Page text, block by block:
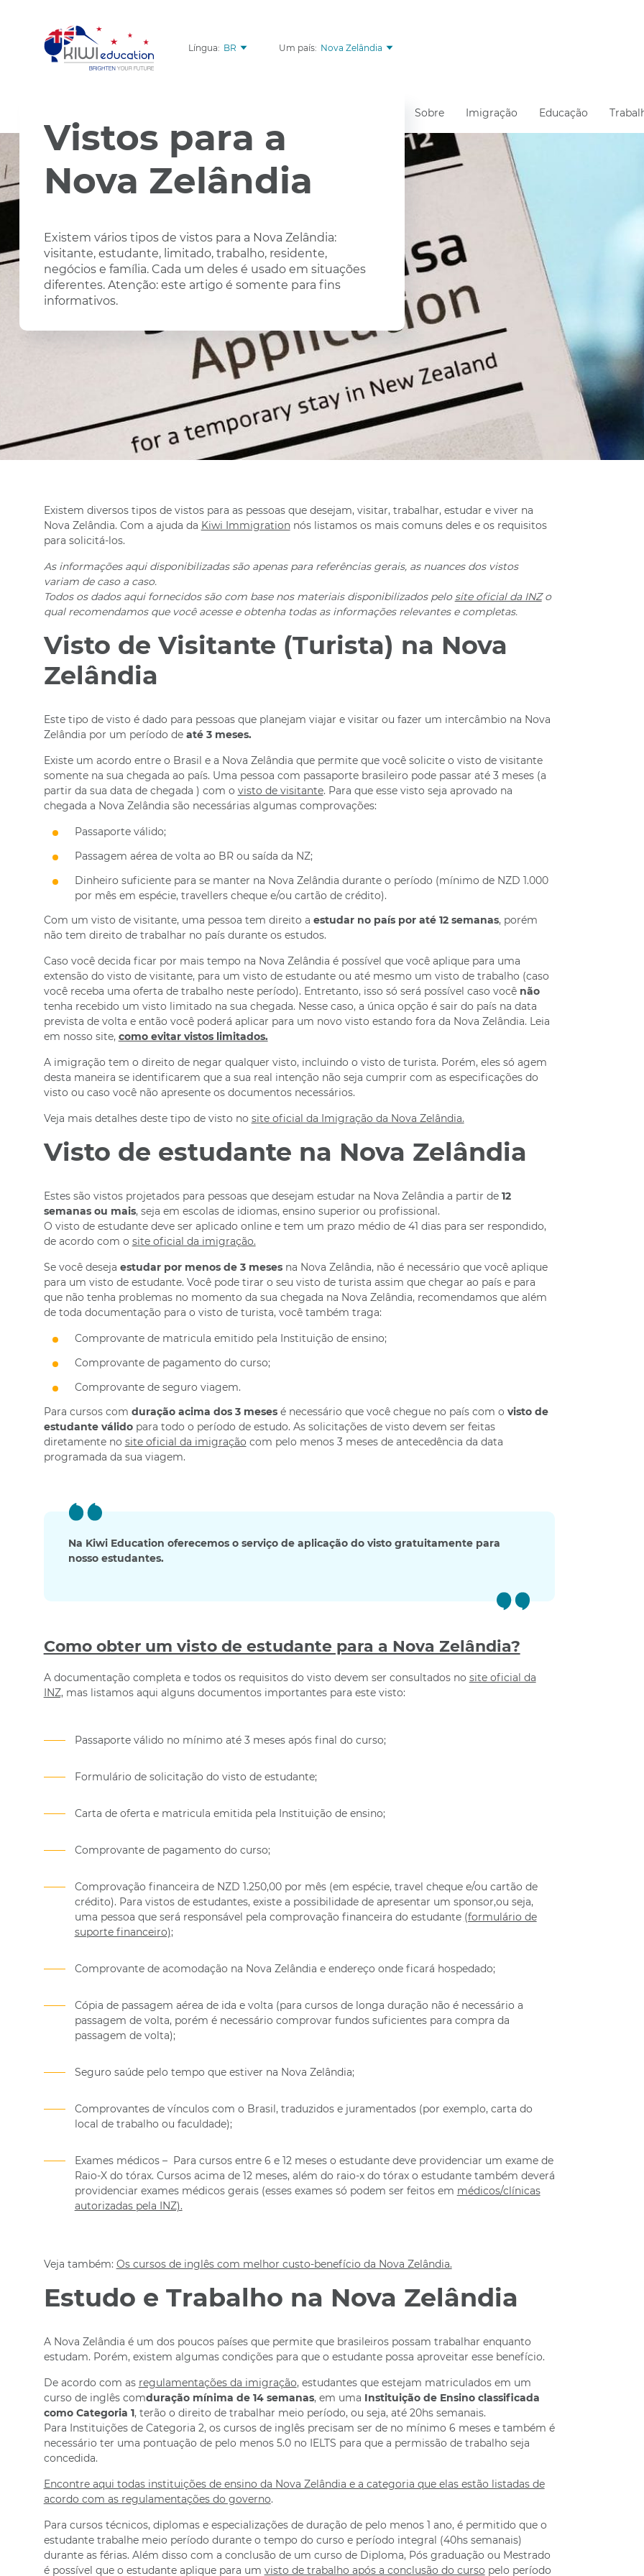
Língua: BR Um país: Nova Zelândia
Vistos para a
Nova Zelândia
Existem vários tipos de vistos para a Nova Zelândia:
visitante, estudante, limitado, trabalho, residente,
negócios e família. Cada um deles é usado em situações
diferentes. Atenção: este artigo é somente para fins
informativos.
Sobre Imigração Educação
Existem diversos tipos de vistos para as pessoas que desejam, visitar, trabalhar, estudar e viver na
Nova Zelândia. Com a ajuda da Kiwi Immigrationnós listamos os mais comuns deles e os requisitos
para solicitá-los.
As informações aqui disponibilizadas são apenas para referências gerais, as nuances dos vistos
variam de caso a caso.
Todos os dados aqui fornecidos são com base nos materiais disponibilizados pelo site oficial da INZo
qual recomendamos que você acesse e obtenha todas as informações relevantes e completas.
Visto de Visitante (Turista) na Nova
Zelândia
Este tipo de visto é dado para pessoas que planejam viajar e visitar ou fazer um intercâmbio na Nova
Zelândia por um período de até 3 meses.
Existe um acordo entre o Brasil e a Nova Zelândia que permite que você solicite o visto de visitante
somente na sua chegada ao país. Uma pessoa com passaporte brasileiro pode passar até 3 meses (a
partir da sua data de chegada ) com o visto de visitante. Para que esse visto seja aprovado na
chegada a Nova Zelândia são necessárias algumas comprovações:
Passaporte válido;
Passagem aérea de volta ao BR ou saída da NZ;
Dinheiro suficiente para se manter na Nova Zelândia durante o período (mínimo de NZD 1.000
por mês em espécie, travellers cheque e/ou cartão de crédito).
Com um visto de visitante, uma pessoa tem direito a estudar no país por até 12 semanas, porém
não tem direito de trabalhar no país durante os estudos.
Caso você decida ficar por mais tempo na Nova Zelândia é possível que você aplique para uma
extensão do visto de visitante, para um visto de estudante ou até mesmo um visto de trabalho (caso
você receba uma oferta de trabalho neste período). Entretanto, isso só será possível caso você não
tenha recebido um visto limitado na sua chegada. Nesse caso, a única opção é sair do país na data
prevista de volta e então você poderá aplicar para um novo visto estando fora da Nova Zelândia. Leia
em nosso site, como evitar vistos limitados.
A imigração tem o direito de negar qualquer visto, incluindo o visto de turista. Porém, eles só agem
desta maneira se identificarem que a sua real intenção não seja cumprir com as especificações do
visto ou caso você não apresente os documentos necessários.
Veja mais detalhes deste tipo de visto no site oficial da Imigração da Nova Zelândia.
Visto de estudante na Nova Zelândia
Estes são vistos projetados para pessoas que desejam estudar na Nova Zelândia a partir de 12
semanas ou mais, seja em escolas de idiomas, ensino superior ou profissional.
O visto de estudante deve ser aplicado online e tem um prazo médio de 41 dias para ser respondido,
de acordo com o site oficial da imigração.
Se você deseja estudar por menos de 3 mesesna Nova Zelândia, não é necessário que você aplique
para um visto de estudante. Você pode tirar o seu visto de turista assim que chegar ao país e para
que não tenha problemas no momento da sua chegada na Nova Zelândia, recomendamos que além
de toda documentação para o visto de turista, você também traga:
Comprovante de matricula emitido pela Instituição de ensino;
Comprovante de pagamento do curso;
Comprovante de seguro viagem.
Para cursos com duração acima dos 3 meses é necessário que você chegue no país com o visto de
estudante válidopara todo o período de estudo. As solicitações de visto devem ser feitas
diretamente no site oficial da imigração com pelo menos 3 meses de antecedência da data
programada da sua viagem.
Na Kiwi Education oferecemos o serviço de aplicação do visto gratuitamente para
nosso estudantes.
Como obter um visto de estudante para a Nova Zelândia?
A documentação completa e todos os requisitos do visto devem ser consultados no site oficial da
INZ, mas listamos aqui alguns documentos importantes para este visto:
Passaporte válido no mínimo até 3 meses após final do curso;
Formulário de solicitação do visto de estudante;
Carta de oferta e matricula emitida pela Instituição de ensino;
Comprovante de pagamento do curso;
Comprovação financeira de NZD 1.250,00 por mês (em espécie, travel cheque e/ou cartão de
crédito). Para vistos de estudantes, existe a possibilidade de apresentar um sponsor,ou seja,
uma pessoa que será responsável pela comprovação financeira do estudante (formulário de
suporte financeiro);
Comprovante de acomodação na Nova Zelândia e endereço onde ficará hospedado;
Cópia de passagem aérea de ida e volta (para cursos de longa duração não é necessário a
passagem de volta, porém é necessário comprovar fundos suficientes para compra da
passagem de volta);
Seguro saúde pelo tempo que estiver na Nova Zelândia;
Comprovantes de vínculos com o Brasil, traduzidos e juramentados (por exemplo, carta do
local de trabalho ou faculdade);
Exames médicos – Para cursos entre 6 e 12 meses o estudante deve providenciar um exame de
Raio-X do tórax. Cursos acima de 12 meses, além do raio-x do tórax o estudante também deverá
providenciar exames médicos gerais (esses exames só podem ser feitos em médicos/clínicas
autorizadas pela INZ).
Veja também: Os cursos de inglês com melhor custo-benefício da Nova Zelândia.
Estudo e Trabalho na Nova Zelândia
A Nova Zelândia é um dos poucos países que permite que brasileiros possam trabalhar enquanto
estudam. Porém, existem algumas condições para que o estudante possa aproveitar esse benefício.
De acordo com as regulamentações da imigração, estudantes que estejam matriculados em um
curso de inglês comduração mínima de 14 semanas, em uma Instituição de Ensino classificada
como Categoria 1, terão o direito de trabalhar meio período, ou seja, até 20hs semanais.
Para Instituições de Categoria 2, os cursos de inglês precisam ser de no mínimo 6 meses e também é
necessário ter uma pontuação de pelo menos 5.0 no IELTS para que a permissão de trabalho seja
concedida.
Encontre aqui todas instituições de ensino da Nova Zelândia e a categoria que elas estão listadas de
acordo com as regulamentações do governo.
Para cursos técnicos, diplomas e especializações de duração de pelo menos 1 ano, é permitido que o
estudante trabalhe meio período durante o tempo do curso e período integral (40hs semanais)
durante as férias. Além disso com a conclusão de um curso de Diploma, Pós graduação ou Mestrado
é possível que o estudante aplique para um visto de trabalho após a conclusão do curso pelo período